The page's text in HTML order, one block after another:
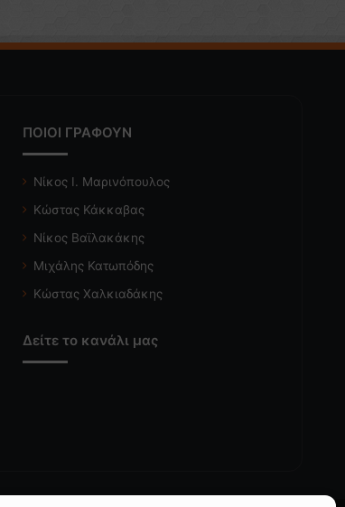
ΠΟΙΟΙ ΓΡΑΦΟΥΝ
Νίκος Ι. Μαρινόπουλος
Κώστας Κάκκαβας
Νίκος Βαϊλακάκης
Μιχάλης Κατωπόδης
Κώστας Χαλκιαδάκης
Δείτε το κανάλι μας